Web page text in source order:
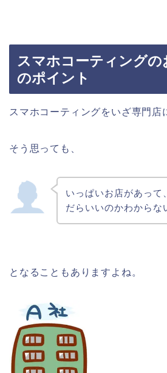
スマホコーティングの
のポイント
スマホコーティングをいざ専門店
そう思っても、
いっぱいお店があって
だらいいのかわからな
となることもありますよね。